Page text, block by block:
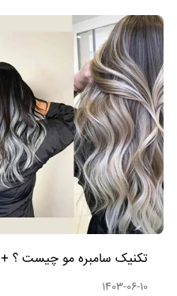
تکنیک سامبره مو چیست ؟
1403-06-10